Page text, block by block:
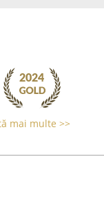
mai multe >>